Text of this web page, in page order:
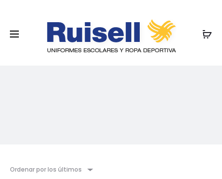
Ordenar por los últimos